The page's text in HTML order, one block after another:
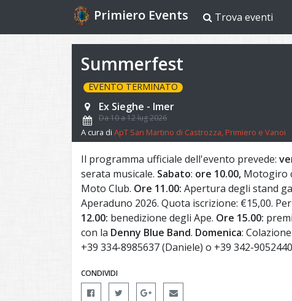
Primiero Events Trova eventi
Summerfest
EVENTO TERMINATO
Ex Sieghe - Imer
Da 10 a 12 lug 2026
A cura di ApT San Martino di Castrozza, Primiero e Vanoi
Il programma ufficiale dell'evento prevede:
serata musicale. Sabato: ore 10.00, Motogiro
Moto Club. Ore 11.00: Apertura degli stand
Aperaduno 2026. Quota iscrizione: €15,00.
12.00: benedizione degli Ape. Ore 15.00:
con la Denny Blue Band. Domenica:
+39 334-8985637 (Daniele) o +39 342-
CONDIVIDI